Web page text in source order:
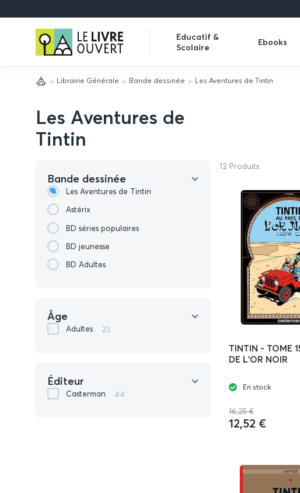
Le
Livre
Ouvert
Educatif &
Scolaire
Expand
submenu
Ebooks
AccueilLibrairie Générale Bande dessinée Les Aventures de Tintin
Les Aventures de
Tintin
Bande dessinée
Les Aventures de Tintin
Astérix
BD séries populaires
BD jeunesse
BD Adultes
Âge
Adultes 23
Éditeur
Casterman 44
12 Produits
TINTIN - TOME
DE L'OR NOIR
En stock
16,25 €
12,52 €